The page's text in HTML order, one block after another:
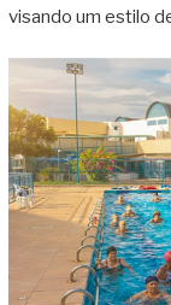
visando um estilo